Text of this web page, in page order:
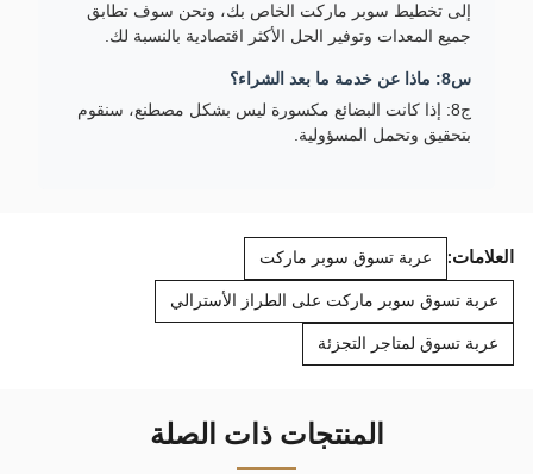
إلى تخطيط سوبر ماركت الخاص بك، ونحن سوف تطابق
جميع المعدات وتوفير الحل الأكثر اقتصادية بالنسبة لك.
س8: ماذا عن خدمة ما بعد الشراء؟
ج8: إذا كانت البضائع مكسورة ليس بشكل مصطنع، سنقوم
بتحقيق وتحمل المسؤولية.
العلامات: عربة تسوق سوبر ماركت
عربة تسوق سوبر ماركت على الطراز الأسترالي
عربة تسوق لمتاجر التجزئة
المنتجات ذات الصلة